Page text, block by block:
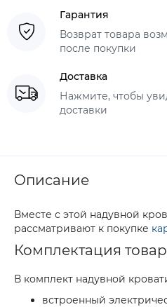
Гарантия
Возврат товара
после покупки
Доставка
Нажмите, чтобы
доставки
Описание
Вместе с этой надувной
рассматривают к покупке
Комплектация
В комплект надувной
встроенный